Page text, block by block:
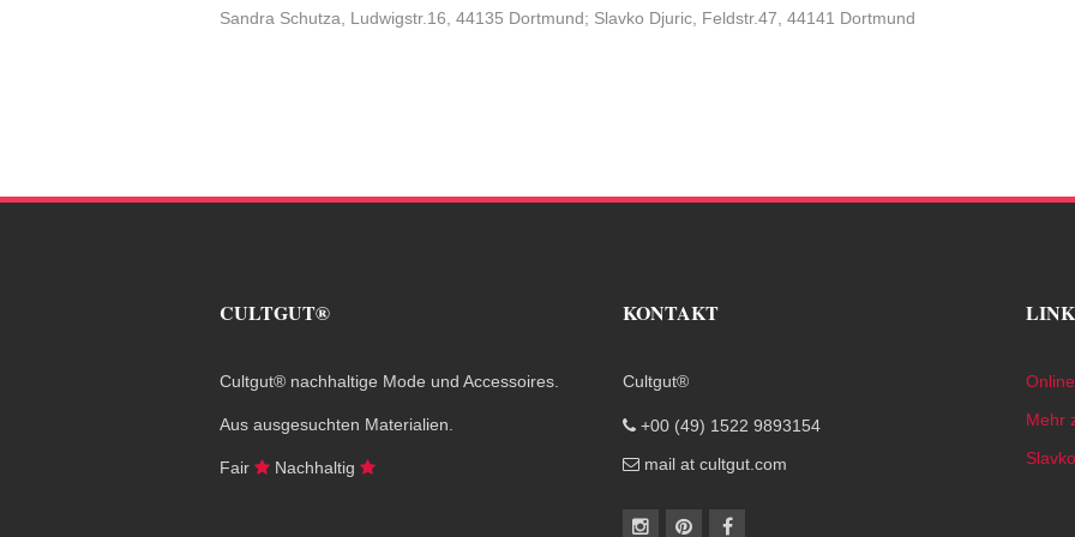
Sandra Schutza, Ludwigstr.16, 44135 Dortmund; Slavko Djuric, Feldstr.47, 44141 Dortmund
CULTGUT®
Cultgut® nachhaltige Mode und Accessoires.
Aus ausgesuchten Materialien.
Fair Nachhaltig
KONTAKT
Cultgut®
+00 (49) 1522 9893154
mail at cultgut.com
Mehr